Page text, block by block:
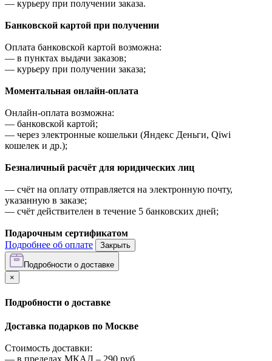
— курьеру при получении заказа.
Банковской картой при получении
Оплата банковской картой возможна:
— в пунктах выдачи заказов;
— курьеру при получении заказа;
Моментальная онлайн-оплата
Онлайн-оплата возможна:
— банковской картой;
— через электронные кошельки (Яндекс Деньги, Qiwi
кошелек и др.);
Безналичный расчёт для юридических лиц
— счёт на оплату отправляется на электронную почту,
указанную в заказе;
— счёт действителен в течение 5 банковских дней;
Подарочным сертификатом
Подробнее об оплате
Закрыть
Подробности о доставке
×
Подробности о доставке
Доставка подарков по Москве
Стоимость доставки:
— в пределах МКАД – 290 руб.